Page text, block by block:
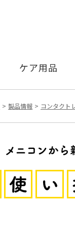
ケア用品
製品情報 コンタクト